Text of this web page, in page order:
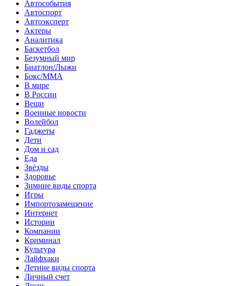
Автособытия
Автоспорт
Автоэксперт
Актеры
Аналитика
Баскетбол
Безумный мир
Биатлон/Лыжи
Бокс/MMA
В мире
В России
Вещи
Военные новости
Волейбол
Гаджеты
Дети
Дом и сад
Еда
Звёзды
Здоровье
Зимние виды спорта
Игры
Импортозамещение
Интернет
Истории
Компании
Криминал
Культура
Лайфхаки
Летние виды спорта
Личный счет